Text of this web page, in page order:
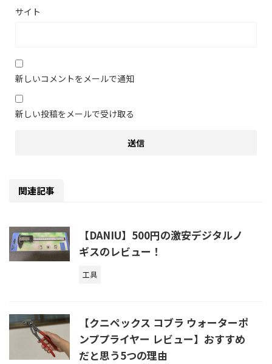
サイト
新しいコメントをメールで通知
新しい投稿をメールで受け取る
関連記事
【DANIU】500円の激安デジタルノ
ギスのレビュー！
工具
【クニペックス コブラ ウォーターポ
ンププライヤー レビュー】おすすめ
だと思う5つの理由